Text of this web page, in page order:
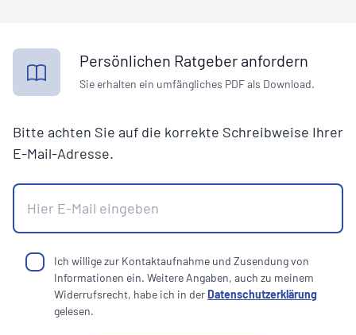
Persönlichen Ratgeber anfordern
Sie erhalten ein umfängliches PDF als Download.
Bitte achten Sie auf die korrekte Schreibweise Ihrer
E-Mail-Adresse.
Ich willige zur Kontaktaufnahme und Zusendung von
Informationen ein. Weitere Angaben, auch zu meinem
Widerrufsrecht, habe ich in der Datenschutzerklärung
gelesen.